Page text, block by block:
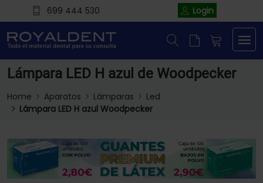
699 444 530 Login
Lámpara LED H azul de Woodpecker
Home Aparatos Lámparas
Led
Lámpara LED H azul Woodpecker